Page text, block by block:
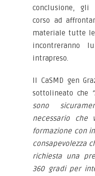
conclusione,
corso ad
materiale tutte
incontreranno
intrapreso.
Il CaSMD gen
sottolineato che
sono
necessario che
formazione con
consapevolezza
richiesta una
360 gradi per